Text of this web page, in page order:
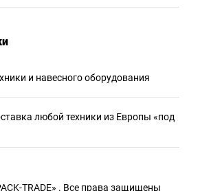
и навесного оборудования
любой техники из Европы «под
TRADE» . Все права защищены